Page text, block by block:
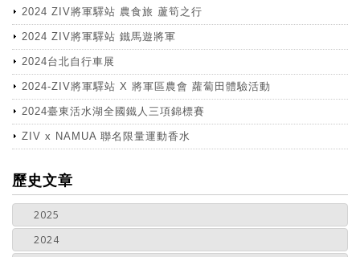
2024 ZIV將軍驛站 農食旅 蘆筍之行
2024 ZIV將軍驛站 鐵馬遊將軍
2024台北自行車展
2024-ZIV將軍驛站 X 將軍區農會 蘿蔔田體驗活動
2024臺東活水湖全國鐵人三項錦標賽
ZIV x NAMUA 聯名限量運動香水
more
歷史文章
2025
2024